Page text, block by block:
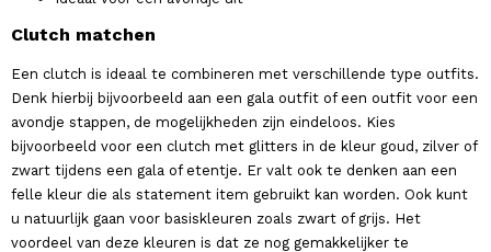
Clutch matchen
Een clutch is ideaal te combineren met verschillende type outfits.
Denk hierbij bijvoorbeeld aan een gala outfit of een outfit voor een
avondje stappen, de mogelijkheden zijn eindeloos. Kies
bijvoorbeeld voor een clutch met glitters in de kleur goud, zilver of
zwart tijdens een gala of etentje. Er valt ook te denken aan een
felle kleur die als statement item gebruikt kan worden. Ook kunt
u natuurlijk gaan voor basiskleuren zoals zwart of grijs. Het
voordeel van deze kleuren is dat ze nog gemakkelijker te